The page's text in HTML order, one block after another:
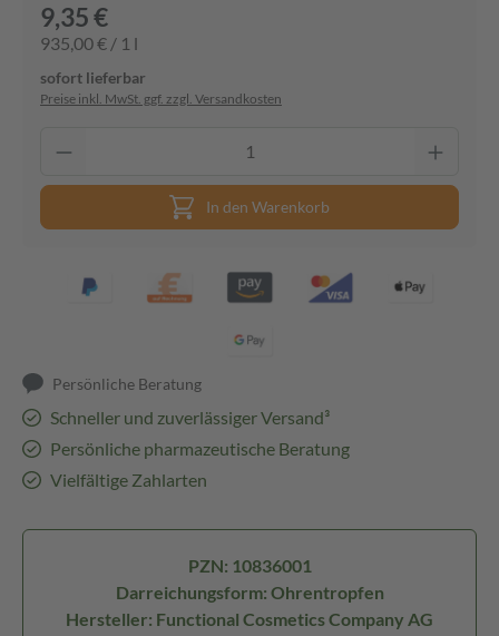
9,35 €
935,00 € / 1 l
sofort lieferbar
Preise inkl. MwSt. ggf. zzgl. Versandkosten
In den Warenkorb
Persönliche Beratung
Schneller und zuverlässiger Versand³
Persönliche pharmazeutische Beratung
Vielfältige Zahlarten
PZN: 10836001
Darreichungsform: Ohrentropfen
Hersteller: Functional Cosmetics Company AG